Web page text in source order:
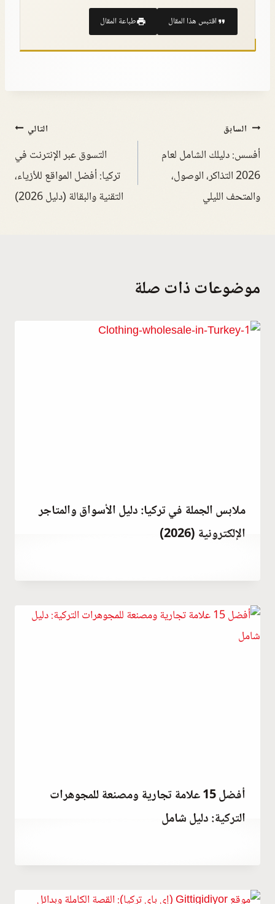
اقتبس هذا المقال طباعة المقال
السابق
أفسس: دليلك الشامل لعام
2026 التذاكر، الوصول،
والمتحف الليلي
التالي
التسوق عبر الإنترنت في
تركيا: أفضل المواقع للأزياء،
التقنية والبقالة (دليل 2026)
موضوعات ذات صلة
ملابس الجملة في تركيا: دليل الأسواق والمتاجر
الإلكترونية (2026)
Abdullah
أفضل 15 علامة تجارية ومصنعة للمجوهرات
التركية: دليل شامل
Hatice